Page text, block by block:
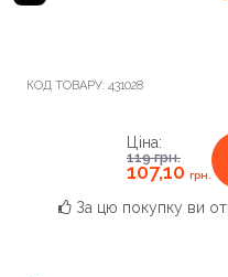
КОД ТОВАРУ: 431028
Ціна:
119грн.
107,10 грн.
За цю покупку ви